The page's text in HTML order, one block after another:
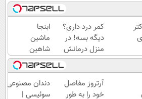
کمر درد داری؟
دیگه بسه! در
منزل درمانش
کن
(◀پرسش‌نامه)
ابنجا
ماشین
شاهین
خودتو
سریع و
راحت
بفروش
آرتروز مفاصل
خود را به طور
دندان مصنوعی
سوئیسی |